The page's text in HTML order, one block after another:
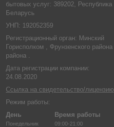
бытовых услуг: 389202, Республика
Беларусь
УНП: 192052359
Регистрационный орган: Минский
Горисполком , Фрунзенского района
района .
Дата регистрации компании:
24.08.2020
Ссылка на свидетельство/лицензию
Режим работы:
День
Время работы
Понедельник
09:00-21:00